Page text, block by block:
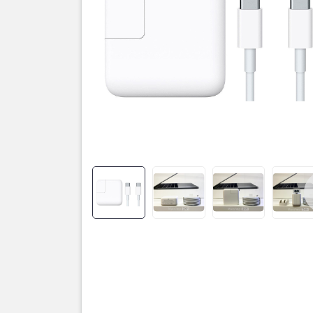
Sạc
Apple
(Model
hợp với
Sạc hỗ
sạc
ổn định
🔍 Ưu
Sạc
📊